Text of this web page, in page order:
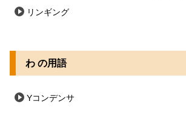
リンギング
わ の用語
Yコンデンサ